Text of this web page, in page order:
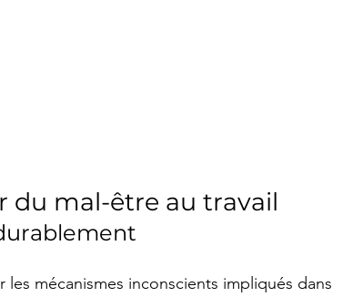
du mal-être au travail
mécanismes inconscients impliqués dans